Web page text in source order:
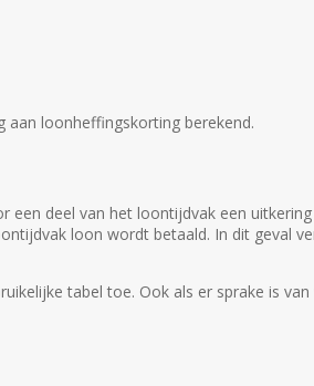
aan loonheffingskorting berekend.
deel van het loontijdvak een
loon wordt betaald. In dit geval
tabel toe. Ook als er sprake is van